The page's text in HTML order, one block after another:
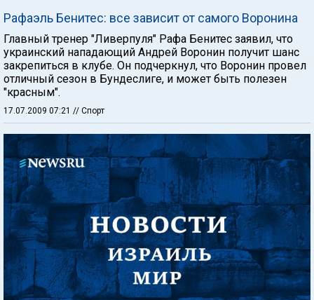
Рафаэль Бенитес: все зависит от самого Воронина
Главный тренер "Ливерпуля" Рафа Бенитес заявил, что
украинский нападающий Андрей Воронин получит шанс
закрепиться в клубе. Он подчеркнул, что Воронин провел
отличный сезон в Бундеслиге, и может быть полезен
"красным".
17.07.2009 07:21 // Спорт